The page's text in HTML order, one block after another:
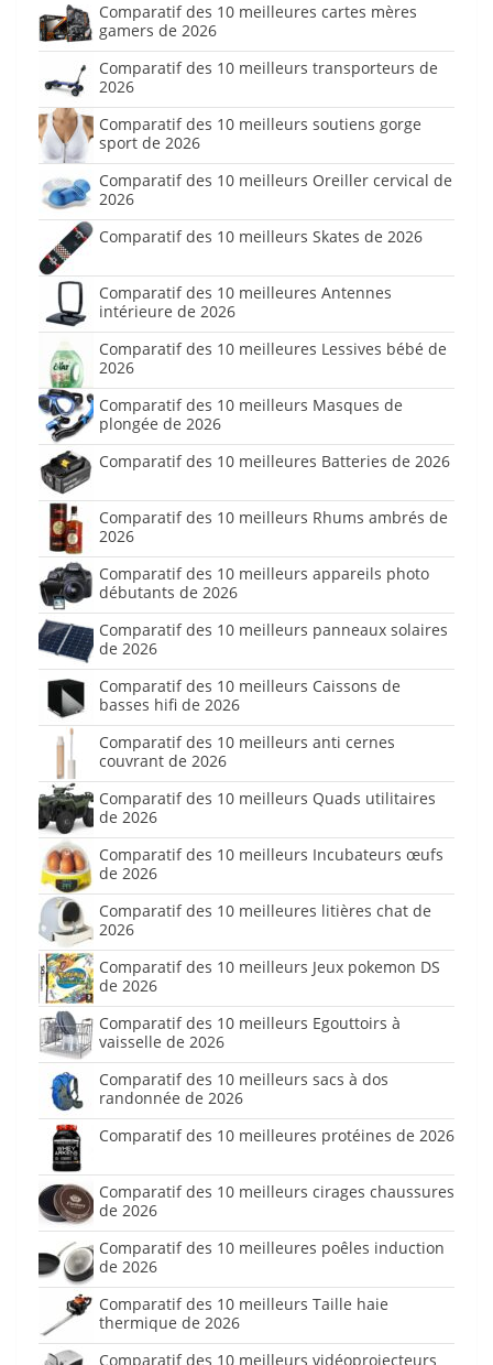
Comparatif des 10 meilleures cartes mères
gamers de 2026
Comparatif des 10 meilleurs transporteurs de
2026
Comparatif des 10 meilleurs soutiens gorge
sport de 2026
Comparatif des 10 meilleurs Oreiller cervical de
2026
Comparatif des 10 meilleurs Skates de 2026
Comparatif des 10 meilleures Antennes
intérieure de 2026
Comparatif des 10 meilleures Lessives bébé de
2026
Comparatif des 10 meilleurs Masques de
plongée de 2026
Comparatif des 10 meilleures Batteries de 2026
Comparatif des 10 meilleurs Rhums ambrés de
2026
Comparatif des 10 meilleurs appareils photo
débutants de 2026
Comparatif des 10 meilleurs panneaux solaires
de 2026
Comparatif des 10 meilleurs Caissons de
basses hifi de 2026
Comparatif des 10 meilleurs anti cernes
couvrant de 2026
Comparatif des 10 meilleurs Quads utilitaires
de 2026
Comparatif des 10 meilleurs Incubateurs œufs
de 2026
Comparatif des 10 meilleures litières chat de
2026
Comparatif des 10 meilleurs Jeux pokemon DS
de 2026
Comparatif des 10 meilleurs Egouttoirs à
vaisselle de 2026
Comparatif des 10 meilleurs sacs à dos
randonnée de 2026
Comparatif des 10 meilleures protéines de 2026
Comparatif des 10 meilleurs cirages chaussures
de 2026
Comparatif des 10 meilleures poêles induction
de 2026
Comparatif des 10 meilleurs Taille haie
thermique de 2026
Comparatif des 10 meilleurs vidéoprojecteurs